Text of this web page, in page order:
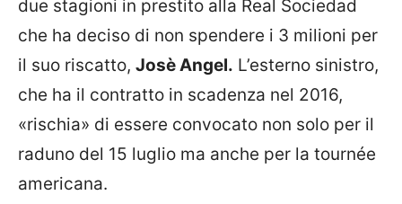
due stagioni in prestito alla Real Sociedad
che ha deciso di non spendere i 3 milioni per
il suo riscatto, Josè Angel. L’esterno sinistro,
che ha il contratto in scadenza nel 2016,
«rischia» di essere convocato non solo per il
raduno del 15 luglio ma anche per la tournée
americana.